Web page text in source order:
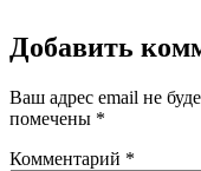
Добавить
Ваш адрес email не
помечены *
Комментарий *